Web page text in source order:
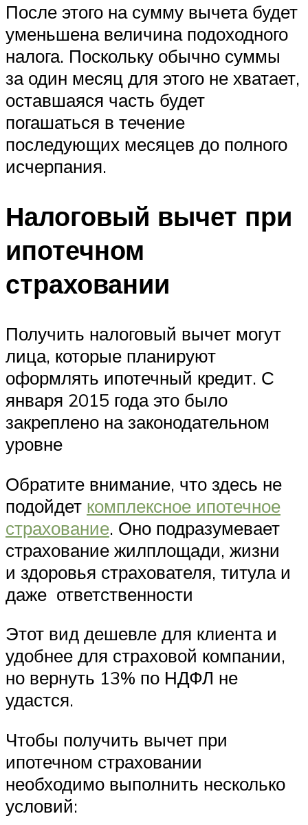
После этого на сумму вычета будет
уменьшена величина подоходного
налога. Поскольку обычно суммы
за один месяц для этого не хватает,
оставшаяся часть будет
погашаться в течение
последующих месяцев до полного
исчерпания.
Налоговый вычет при
ипотечном
страховании
Получить налоговый вычет могут
лица, которые планируют
оформлять ипотечный кредит. С
января 2015 года это было
закреплено на законодательном
уровне
Обратите внимание, что здесь не
подойдет комплексное ипотечное
страхование. Оно подразумевает
страхование жилплощади, жизни
и здоровья страхователя, титула и
даже ответственности
Этот вид дешевле для клиента и
удобнее для страховой компании,
но вернуть 13% по НДФЛ не
удастся.
Чтобы получить вычет при
ипотечном страховании
необходимо выполнить несколько
условий: